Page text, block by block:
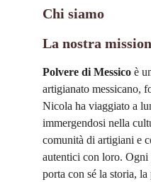
Polvere di Messico è
artigianato messicano,
Nicola ha viaggiato a
immergendosi nella
comunità di artigiani e
autentici con loro. Ogni
porta con sé la storia,
Chi siamo
La nostra